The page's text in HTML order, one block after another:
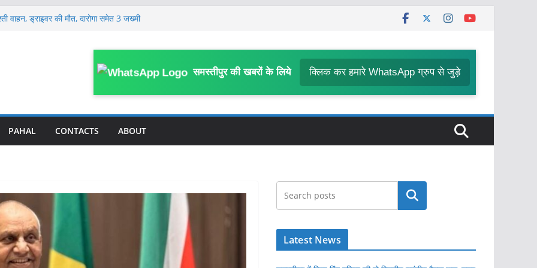
वाहन, ड्राइवर की मौत, दारोगा समेत 3 जख्मी
समस्तीपुर की खबरों के लिये क्लिक कर हमारे WhatsApp ग्रुप से जुड़े
PAHAL CONTACTS ABOUT
खोजें
Latest News